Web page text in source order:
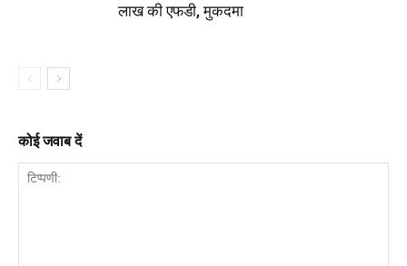
लाख की एफडी, मुकदमा
कोई जवाब दें